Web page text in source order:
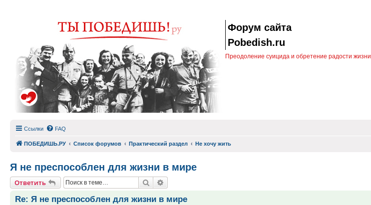
Форум сайта
Pobedish.ru
Преодоление суицида и обретение радости жизни
Ссылки FAQ
ПОБЕДИШЬ.РУ Список форумов Практический раздел Не хочу жить
Я не преспособлен для жизни в мире
Ответить Поиск
Re: Я не преспособлен для жизни в мире